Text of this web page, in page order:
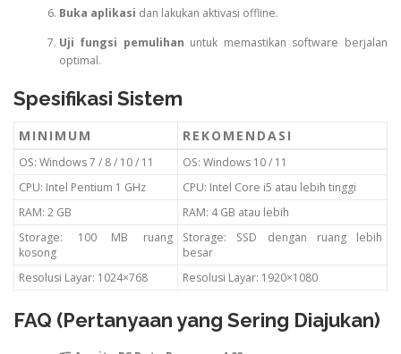
Buka aplikasi dan lakukan aktivasi offline.
Uji fungsi pemulihan untuk memastikan software berjalan
optimal.
Spesifikasi Sistem
MINIMUM REKOMENDASI
OS: Windows 7 / 8 / 10 / 11
OS: Windows 10 / 11
CPU: Intel Pentium 1 GHz
CPU: Intel Core i5 atau lebih tinggi
RAM: 2 GB
RAM: 4 GB atau lebih
Storage: 100 MB ruang
kosong
Storage: SSD dengan ruang lebih
besar
Resolusi Layar: 1024×768
Resolusi Layar: 1920×1080
FAQ (Pertanyaan yang Sering Diajukan)